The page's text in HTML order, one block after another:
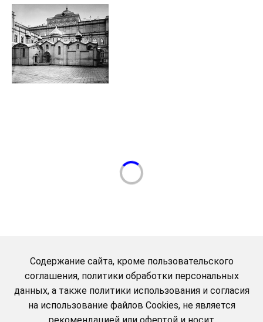
Содержание сайта, кроме пользовательского
соглашения, политики обработки персональных
данных, а также политики использования и согласия
на использование файлов Cookies, не является
рекомендацией или офертой и носит